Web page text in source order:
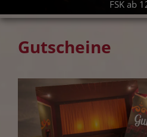
FSK ab
Gutscheine